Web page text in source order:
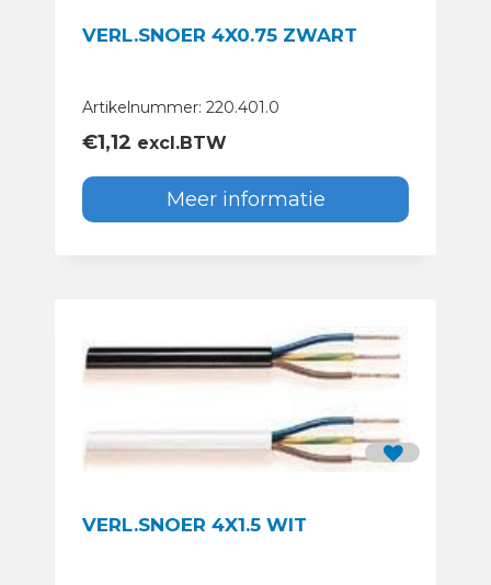
VERL.SNOER 4X0.75 ZWART
Artikelnummer: 220.401.0
€1,12 excl.BTW
Meer informatie
VERL.SNOER 4X1.5 WIT